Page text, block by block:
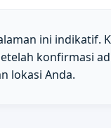
ini indikatif.
konfirmasi
lokasi Anda.